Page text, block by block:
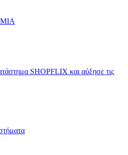
SHOPFLIX και αύξησε τις